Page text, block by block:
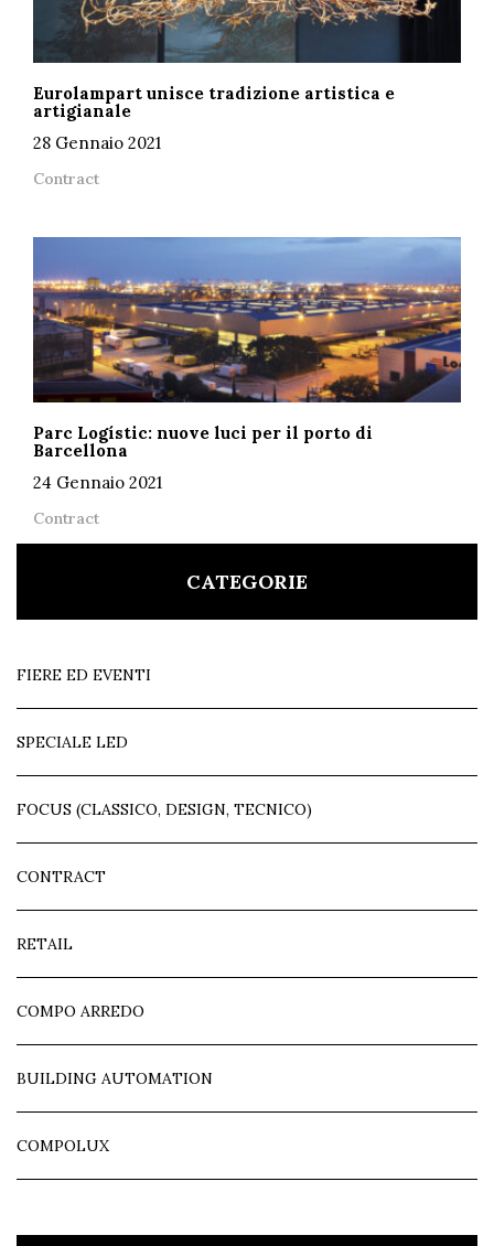
Eurolampart unisce tradizione artistica e
artigianale
28 Gennaio 2021
Contract
Parc Logístic: nuove luci per il porto di
Barcellona
24 Gennaio 2021
Contract
CATEGORIE
FIERE ED EVENTI
SPECIALE LED
FOCUS (CLASSICO, DESIGN, TECNICO)
CONTRACT
RETAIL
COMPO ARREDO
BUILDING AUTOMATION
COMPOLUX